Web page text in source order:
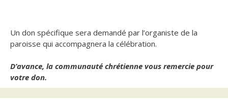
Un don spécifique sera demandé par l’organiste de la
paroisse qui accompagnera la célébration.
D’avance, la communauté chrétienne vous remercie pour
votre don.